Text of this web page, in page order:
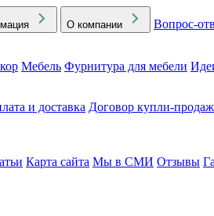
О компании Вопрос-
Мебель Фурнитура для мебели
и доставка Договор купли-
Карта сайта Мы в СМИ Отзывы